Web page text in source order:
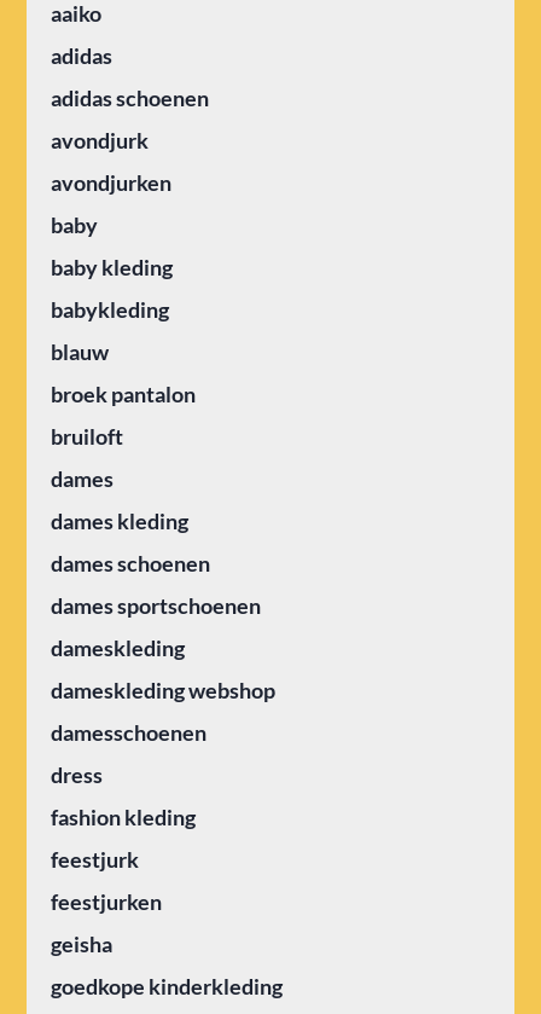
aaiko
adidas
adidas schoenen
avondjurk
avondjurken
baby
baby kleding
babykleding
blauw
broek pantalon
bruiloft
dames
dames kleding
dames schoenen
dames sportschoenen
dameskleding
dameskleding webshop
damesschoenen
dress
fashion kleding
feestjurk
feestjurken
geisha
goedkope kinderkleding